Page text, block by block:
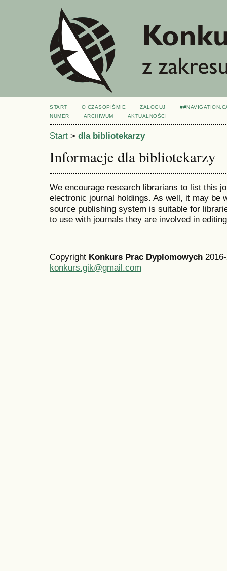
START O CZASOPIŚMIE ZALOGUJ
NUMER
ARCHIWUM AKTUALNOŚCI
Start > dla bibliotekarzy
Informacje dla bibliotekarzy
We encourage research librarians to list this
electronic journal holdings. As well, it may be
source publishing system is suitable for
to use with journals they are involved in
Copyright Konkurs Prac Dyplomowych
konkurs.gik@gmail.com